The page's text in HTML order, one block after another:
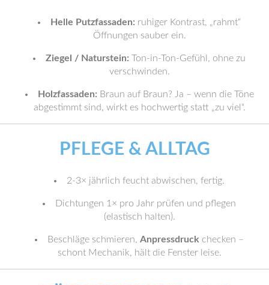
Helle Putzfassaden: ruhiger Kontrast, „rahmt“
Öffnungen sauber ein.
Ziegel / Naturstein: Ton-in-Ton-Gefühl, ohne zu
verschwinden.
Holzfassaden: Braun auf Braun? Ja – wenn die Töne
abgestimmt sind, wirkt es hochwertig statt „zu viel“.
PFLEGE & ALLTAG
2-3× jährlich feucht abwischen, fertig.
Dichtungen 1× pro Jahr prüfen und pflegen
(elastisch halten).
Beschläge schmieren, Anpressdruck checken –
schont Mechanik, hält die Fenster leise.